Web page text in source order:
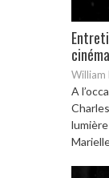
William
A